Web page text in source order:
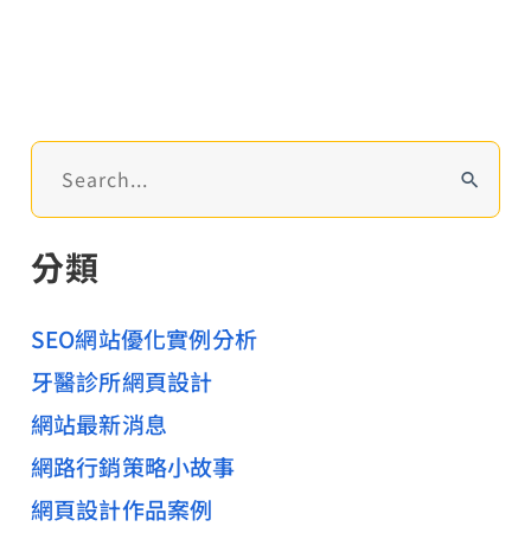
尋
鍵
:
分類
SEO網站優化實例分析
牙醫診所網頁設計
網站最新消息
網路行銷策略小故事
網頁設計作品案例